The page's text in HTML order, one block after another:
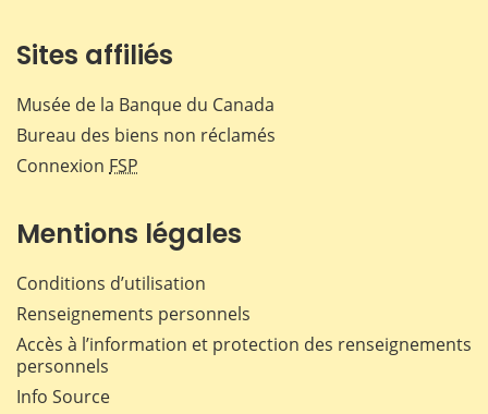
Sites affiliés
Musée de la Banque du Canada
Bureau des biens non réclamés
Connexion FSP
Mentions légales
Conditions d’utilisation
Renseignements personnels
Accès à l’information et protection des renseignements
personnels
Info Source